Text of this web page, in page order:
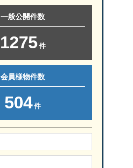
一般公開件数
1275 件
会員様物件数
504件